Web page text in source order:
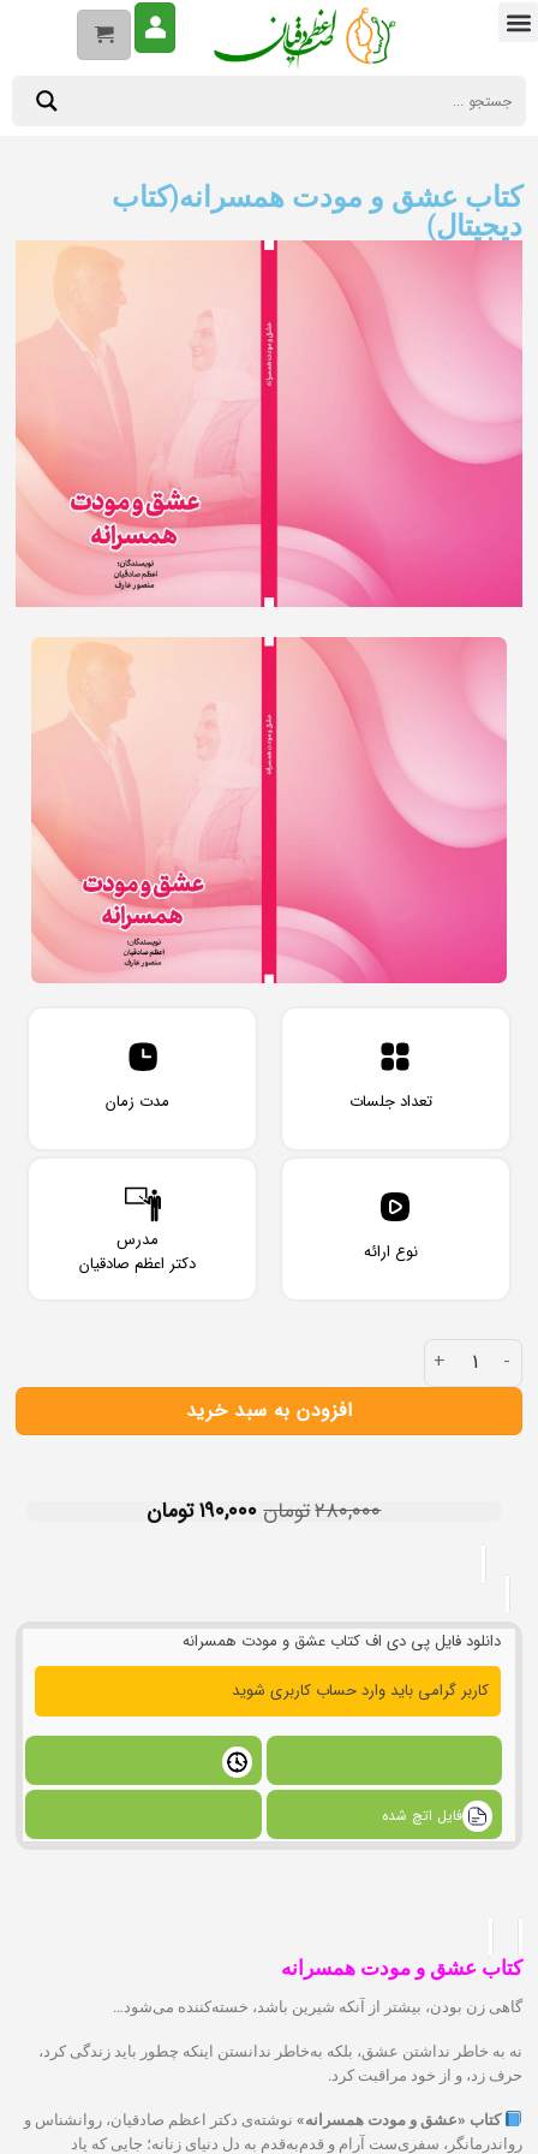
کتاب عشق و مودت همسرانه(کتاب
دیجیتال)
تعداد جلسات مدت زمان
نوع ارائه
مدرس
دکتر اعظم صادقیان
افزودن به سبد خرید
۲۸۰,۰۰۰تومان ۱۹۰,۰۰۰تومان
دانلود فایل پی دی اف کتاب عشق و مودت همسرانه
کاربر گرامی باید وارد حساب کاربری شوید
فایل اتچ شده
کتاب عشق و مودت همسرانه
گاهی زن بودن، بیشتر از آنکه شیرین باشد، خسته‌کننده می‌شود…
نه به خاطر نداشتن عشق، بلکه به‌خاطر ندانستن اینکه چطور باید زندگی کرد،
حرف زد، و از خود مراقبت کرد.
کتاب «عشق و مودت همسرانه» نوشته‌ی دکتر اعظم صادقیان، روانشناس و
رواندرمانگر، سفری‌ست آرام و قدم‌به‌قدم به دل دنیای زنانه؛ جایی که یاد